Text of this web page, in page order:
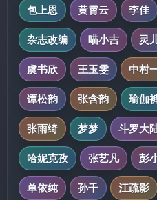
包上恩
黄霄云 李佳
杂志改编
喵小吉 灵
虞书欣
王玉雯 中村
谭松韵
张含韵 瑜伽
张雨绮
梦梦 斗罗大
哈妮克孜
张艺凡 彭
单依纯
孙千 江疏影